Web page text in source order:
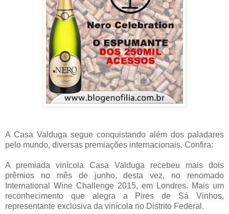
A Casa Valduga segue conquistando além dos paladares
pelo mundo, diversas premiações internacionais. Confira:
A premiada vinícola Casa Valduga recebeu mais dois
prêmios no mês de junho, desta vez, no renomado
International Wine Challenge 2015, em Londres. Mais um
reconhecimento que alegra a Pires de Sá Vinhos,
representante exclusiva da vinícola no Distrito Federal.